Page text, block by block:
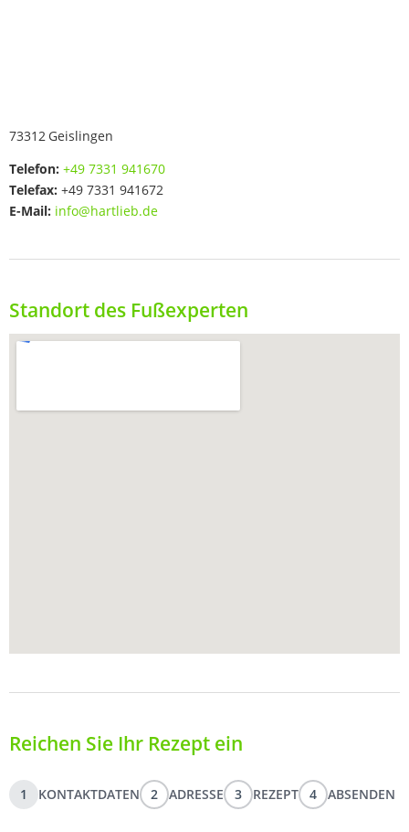
73312 Geislingen
Telefon: +49 7331 941670
Telefax: +49 7331 941672
E-Mail: info@hartlieb.de
Standort des Fußexperten
Reichen Sie Ihr Rezept ein
1 KONTAKTDATEN 2 ADRESSE 3 REZEPT 4 ABSENDEN